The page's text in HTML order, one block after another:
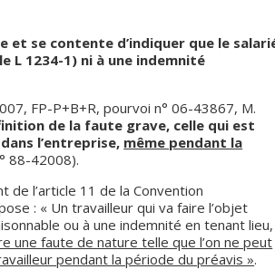
et se contente d’indiquer que le
L 1234-1) ni à une indemnité
FP-P+B+R, pourvoi n° 06-43867, M.
de la faute grave, celle qui est
l’entreprise, même pendant la
88-42008).
de l’article 11 de la Convention
: « Un travailleur qui va faire l’objet
ou à une indemnité en tenant lieu,
une faute de nature telle que l’on ne peut
pendant la période du préavis ».